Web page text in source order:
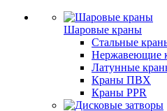
Шаровые краны
Стальные
Нержавеющие
Латунные
Краны ПВХ
Краны PPR